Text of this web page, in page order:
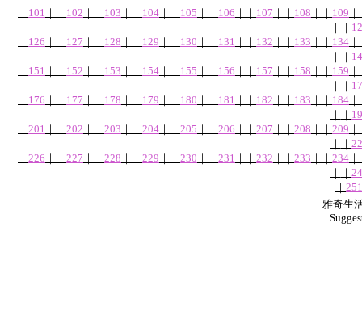
｜ 101 ｜ ｜ 102 ｜ ｜ 103 ｜ ｜ 104 ｜ ｜ 105 ｜ ｜ 106 ｜ ｜ 107 ｜ ｜ 108 ｜ ｜ 109 ｜
｜
｜
｜ 126 ｜ ｜ 127 ｜ ｜ 128 ｜ ｜ 129 ｜ ｜ 130 ｜ ｜ 131 ｜ ｜ 132 ｜ ｜ 133 ｜ ｜ 134 ｜
｜
｜
｜ 151 ｜ ｜ 152 ｜ ｜ 153 ｜ ｜ 154 ｜ ｜ 155 ｜ ｜ 156 ｜ ｜ 157 ｜ ｜ 158 ｜ ｜ 159 ｜
｜
｜
｜ 176 ｜ ｜ 177 ｜ ｜ 178 ｜ ｜ 179 ｜ ｜ 180 ｜ ｜ 181 ｜ ｜ 182 ｜ ｜ 183 ｜ ｜ 184 ｜
｜
｜
｜ 201 ｜ ｜ 202 ｜ ｜ 203 ｜ ｜ 204 ｜ ｜ 205 ｜ ｜ 206 ｜ ｜ 207 ｜ ｜ 208 ｜ ｜ 209 ｜
｜
｜
｜ 226 ｜ ｜ 227 ｜ ｜ 228 ｜ ｜ 229 ｜ ｜ 230 ｜ ｜ 231 ｜ ｜ 232 ｜ ｜ 233 ｜ ｜ 234 ｜
｜
｜
｜ 251
雅奇生